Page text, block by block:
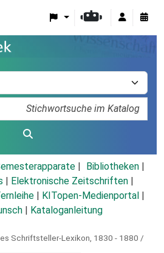
Bibliotheken
Elektronische Zeitschriften
KITopen-Medienportal
Kataloganleitung
Schriftsteller-Lexikon, 1830 - 1880 /